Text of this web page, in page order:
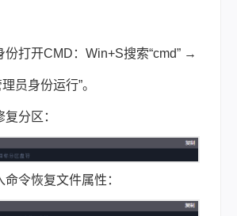
份打开CMD：Win+S搜索“cmd” →
员身份运行”。
分区：
令恢复文件属性：